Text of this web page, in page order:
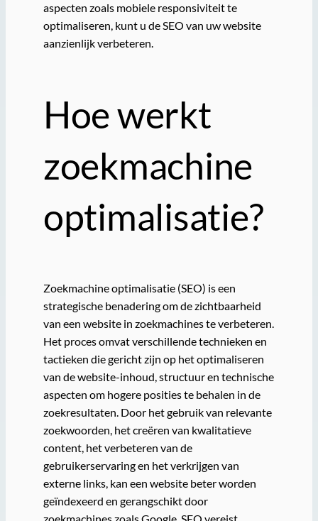
aspecten zoals mobiele responsiviteit te
optimaliseren, kunt u de SEO van uw website
aanzienlijk verbeteren.
Hoe werkt
zoekmachine
optimalisatie?
Zoekmachine optimalisatie (SEO) is een
strategische benadering om de zichtbaarheid
van een website in zoekmachines te verbeteren.
Het proces omvat verschillende technieken en
tactieken die gericht zijn op het optimaliseren
van de website-inhoud, structuur en technische
aspecten om hogere posities te behalen in de
zoekresultaten. Door het gebruik van relevante
zoekwoorden, het creëren van kwalitatieve
content, het verbeteren van de
gebruikerservaring en het verkrijgen van
externe links, kan een website beter worden
geïndexeerd en gerangschikt door